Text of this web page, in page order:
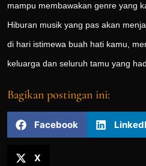
mampu membawakan genre yang
Hiburan musik yang pas akan
di hari istimewa buah hati kamu,
keluarga dan seluruh tamu yang
Bagikan postingan ini:
Facebook
X